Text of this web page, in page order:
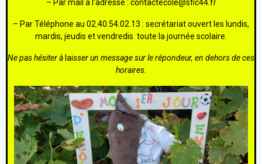
– Par mail à l’adresse : contactecole@sfic44.fr
– Par Téléphone au 02.40.54.02.13 : secrétariat ouvert les lundis,
mardis, jeudis et vendredis toute la journée scolaire.
Ne pas hésiter àlaisser un message sur le répondeur, en dehors de ces
horaires.